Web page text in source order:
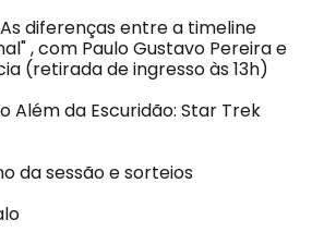
diferenças entre a timeline
, com Paulo Gustavo Pereira e
(retirada de ingresso às 13h)
Além da Escuridão: Star Trek
da sessão e sorteios